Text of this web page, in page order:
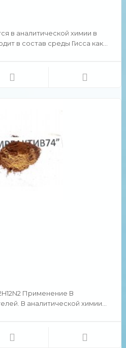
пэонин красный
в аналитической химии в
в состав среды Гисса как
соединение красного цвета
Применение В
В аналитической химии
и пр.), так и анионов (S2O82−,